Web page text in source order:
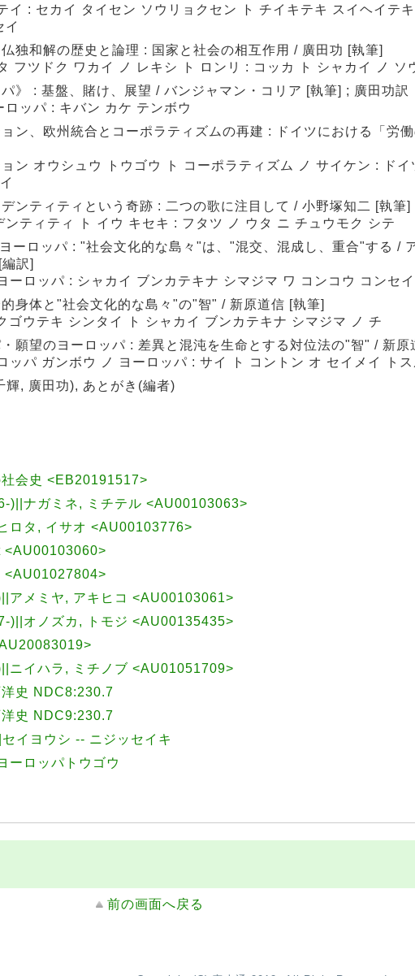
イ : セカイ タイセン ソウリョクセン ト チイキテキ スイヘイテ
イ
独和解の歴史と論理 : 国家と社会の相互作用 / 廣田功 [執筆]
フツドク ワカイ ノ レキシ ト ロンリ : コッカ ト シャカイ ノ ソ
パ》 : 基盤、賭け、展望 / バンジャマン・コリア [執筆] ; 廣田功訳
ロッパ : キバン カケ テンボウ
ン、欧州統合とコーポラティズムの再建 : ドイツにおける「労
ン オウシュウ トウゴウ ト コーポラティズム ノ サイケン : ドイ
ンティティという奇跡 : 二つの歌に注目して / 小野塚知二 [執筆]
ンティティ ト イウ キセキ : フタツ ノ ウタ ニ チュウモク シテ
ーロッパ : "社会文化的な島々"は、"混交、混成し、重合"する /
訳]
ーロッパ : シャカイ ブンカテキナ シマジマ ワ コンコウ コンセ
身体と"社会文化的な島々"の"智" / 新原道信 [執筆]
ゴウテキ シンタイ ト シャカイ ブンカテキナ シマジマ ノ チ
願望のヨーロッパ : 差異と混沌を生命とする対位法の"智" / 新原
ッパ ガンボウ ノ ヨーロッパ : サイ ト コントン オ セイメイ ト
輝, 廣田功), あとがき(編者)
会史 <EB20191517>
)||ナガミネ, ミチテル <AU00103063>
ロタ, イサオ <AU00103776>
アメミヤ, アキヒコ <AU00103061>
)||オノズカ, トモジ <AU00135435>
ニイハラ, ミチノブ <AU01051709>
史 NDC8:230.7
史 NDC9:230.7
イヨウシ -- ニジッセイキ
ーロッパトウゴウ
前の画面へ戻る